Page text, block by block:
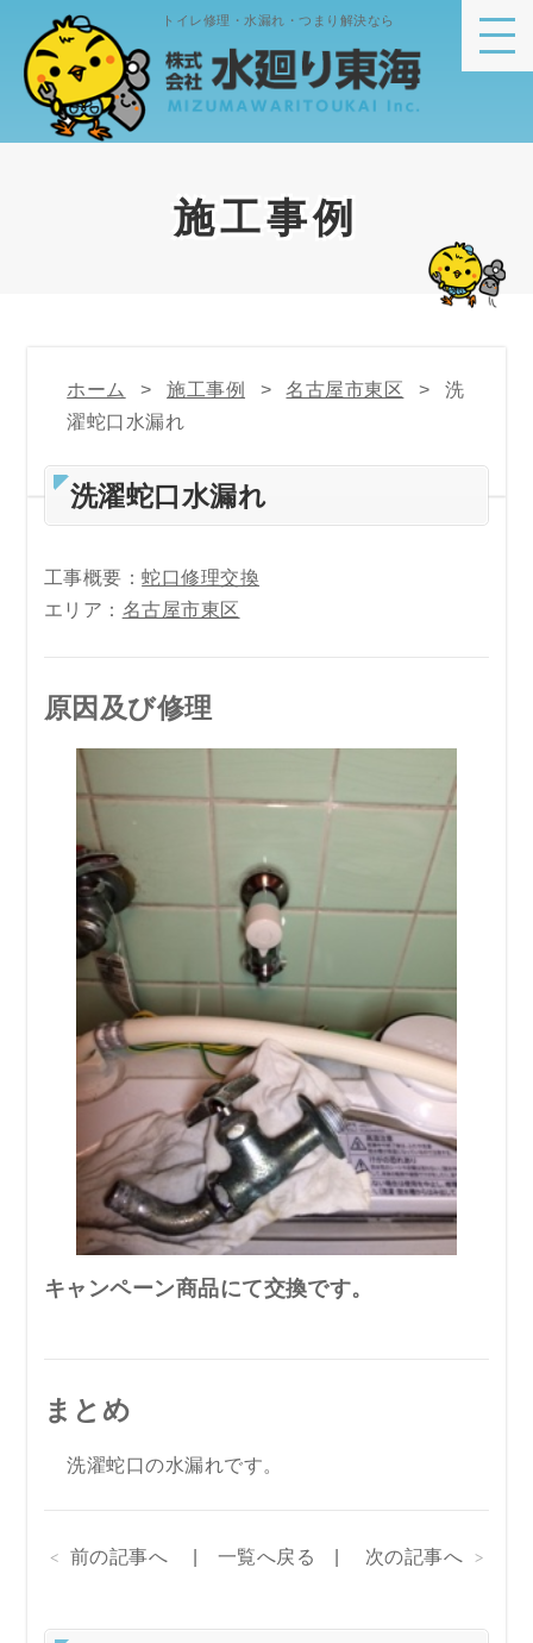
トイレ修理・水漏れ・つまり解決なら
施工事例
ホーム 施工事例 名古屋市東区
洗
濯蛇口水漏れ
洗濯蛇口水漏れ
工事概要：蛇口修理交換
エリア： 名古屋市東区
原因及び修理
キャンペーン商品にて交換です。
まとめ
洗濯蛇口の水漏れです。
前の記事へ 一覧へ戻る 次の記事へ